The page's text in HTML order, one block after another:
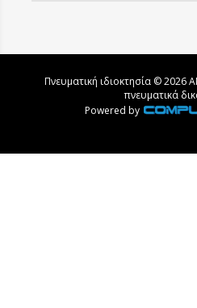
Πνευματική ιδιοκτησία © 2026
πνευματικά
Powered by